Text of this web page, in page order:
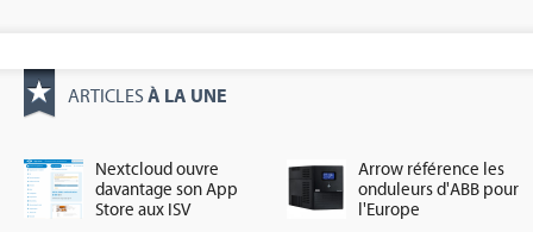
ARTICLES À LA UNE
Nextcloud ouvre
davantage son App
Store aux ISV
Arrow référence les
onduleurs d'ABB pour
l'Europe